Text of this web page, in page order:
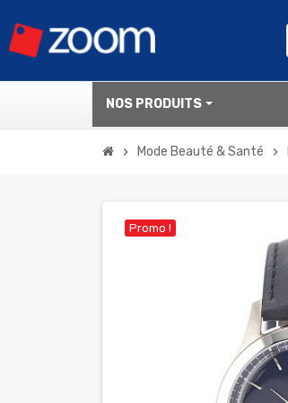
NOS PRODUITS
chevron_right Mode Beauté & Santé chevron_right
Promo !